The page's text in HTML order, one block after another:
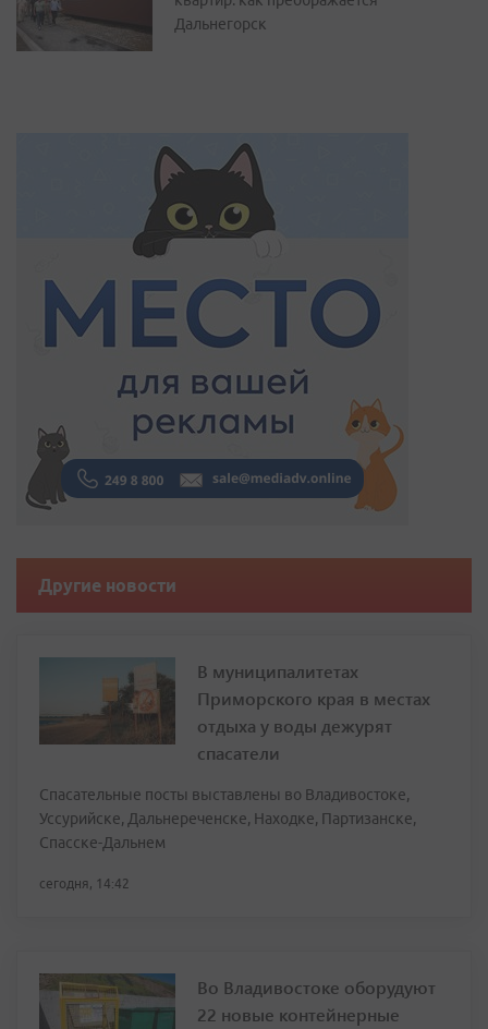
Дальнегорск
Другие новости
В муниципалитетах
Приморского края в местах
отдыха у воды дежурят
спасатели
Спасательные посты выставлены во Владивостоке,
Уссурийске, Дальнереченске, Находке, Партизанске,
Спасске-Дальнем
сегодня, 14:42
Во Владивостоке оборудуют
22 новые контейнерные